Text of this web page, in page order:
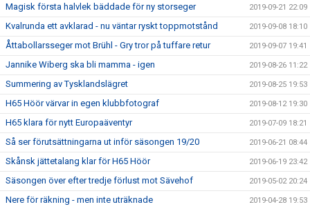
Magisk första halvlek bäddade för ny storseger 2019-09-21 22:09
Kvalrunda ett avklarad - nu väntar ryskt toppmotstånd 2019-09-08 18:10
Åttabollarsseger mot Brühl - Gry tror på tuffare retur 2019-09-07 19:41
Jannike Wiberg ska bli mamma - igen 2019-08-26 11:22
Summering av Tysklandslägret 2019-08-25 19:53
H65 Höör värvar in egen klubbfotograf 2019-08-12 19:30
H65 klara för nytt Europaäventyr 2019-07-09 18:21
Så ser förutsättningarna ut inför säsongen 19/20 2019-06-21 08:44
Skånsk jättetalang klar för H65 Höör 2019-06-19 23:42
Säsongen över efter tredje förlust mot Sävehof 2019-05-02 20:24
Nere för räkning - men inte uträknade 2019-04-28 19:53